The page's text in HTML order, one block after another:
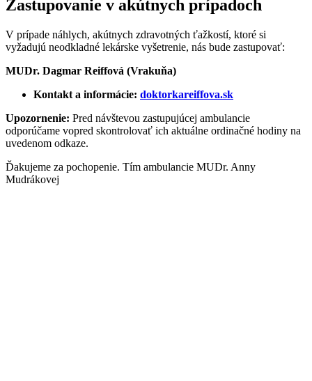
Zastupovanie v akútnych prípadoch
V prípade náhlych, akútnych zdravotných ťažkostí, ktoré si
vyžadujú neodkladné lekárske vyšetrenie, nás bude zastupovať:
MUDr. Dagmar Reiffová (Vrakuňa)
Kontakt a informácie: doktorkareiffova.sk
Upozornenie: Pred návštevou zastupujúcej ambulancie
odporúčame vopred skontrolovať ich aktuálne ordinačné hodiny na
uvedenom odkaze.
Ďakujeme za pochopenie. Tím ambulancie MUDr. Anny
Mudrákovej